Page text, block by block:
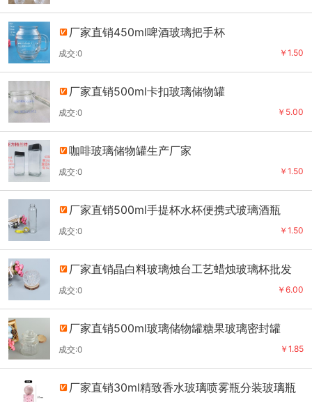
厂家直销450ml啤酒玻璃把手杯
￥1.50
成交:0
厂家直销500ml卡扣玻璃储物罐
￥5.00
成交:0
咖啡玻璃储物罐生产厂家
￥1.50
成交:0
厂家直销500ml手提杯水杯便携式玻璃酒瓶
￥1.50
成交:0
厂家直销晶白料玻璃烛台工艺蜡烛玻璃杯批发
￥6.00
成交:0
厂家直销500ml玻璃储物罐糖果玻璃密封罐
￥1.85
成交:0
厂家直销30ml精致香水玻璃喷雾瓶分装玻璃瓶